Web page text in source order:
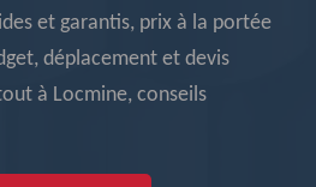
et garantis, prix à la portée
déplacement et devis
à Locmine, conseils